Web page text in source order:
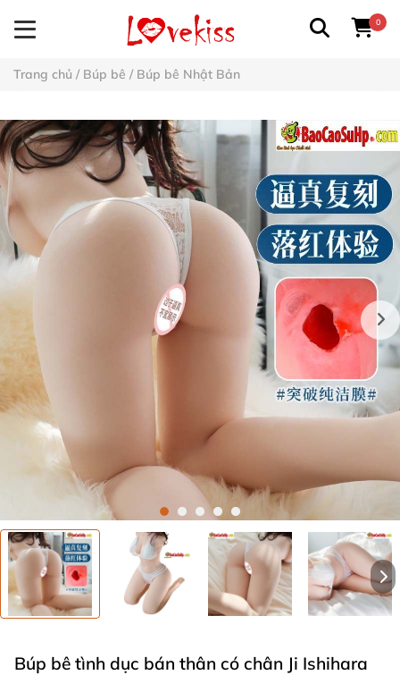
0
Trang chủ / Búp bê / Búp bê Nhật Bản
Búp bê tình dục bán thân có chân Ji Ishihara